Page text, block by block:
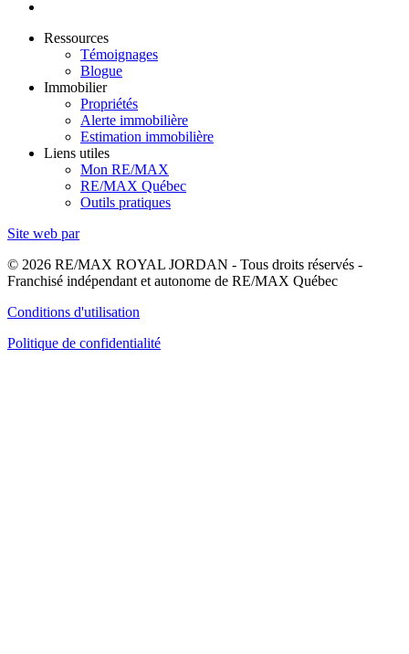
Ressources
Témoignages
Blogue
Immobilier
Propriétés
Alerte immobilière
Estimation immobilière
Liens utiles
Mon RE/MAX
RE/MAX Québec
Outils pratiques
Site web par
© 2026 RE/MAX ROYAL JORDAN - Tous droits réservés -
Franchisé indépendant et autonome de RE/MAX Québec
Conditions d'utilisation
Politique de confidentialité